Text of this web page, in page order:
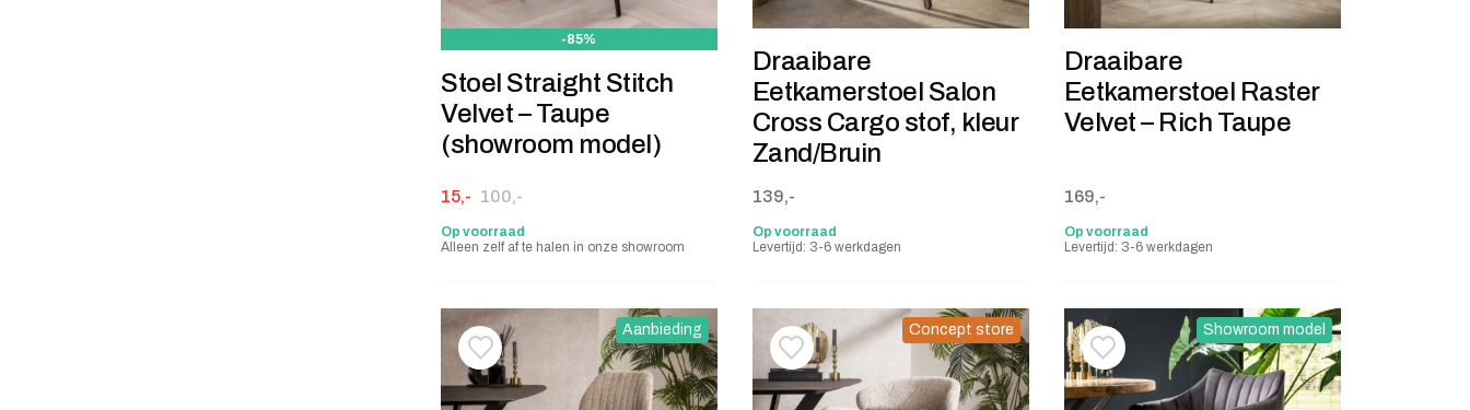
-85%
Stoel Straight Stitch
Velvet – Taupe
(showroom model)
100,-
Oorspronkelijke prijs was: 100,-.
15,-
Huidige prijs is: 15,-.
Op voorraad
Alleen zelf af te halen in onze showroom
Draaibare
Eetkamerstoel Salon
Cross Cargo stof, kleur
Zand/Bruin
139,-
Op voorraad
Levertijd: 3-6 werkdagen
Draaibare
Eetkamerstoel Raster
Velvet – Rich Taupe
169,-
Op voorraad
Levertijd: 3-6 werkdagen
Aanbieding
Toevoegen aan verlanglijstje
Verwijderen van verlanglijst
Concept store
Toevoegen aan verlanglijstje
Verwijderen van verlanglijst
Showroom model
Toevoegen aan verlanglijstje
Verwijderen van verlanglijst